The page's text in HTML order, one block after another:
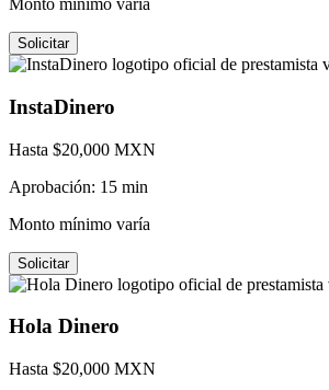
Monto mínimo varía
Solicitar
InstaDinero
Hasta $20,000 MXN
Aprobación: 15 min
Monto mínimo varía
Solicitar
Hola Dinero
Hasta $20,000 MXN